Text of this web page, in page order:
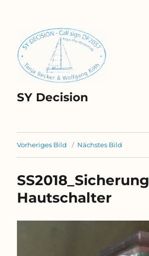
SY Decision
Vorheriges Bild Nächstes Bild
SS2018_Sicherung
Hautschalter